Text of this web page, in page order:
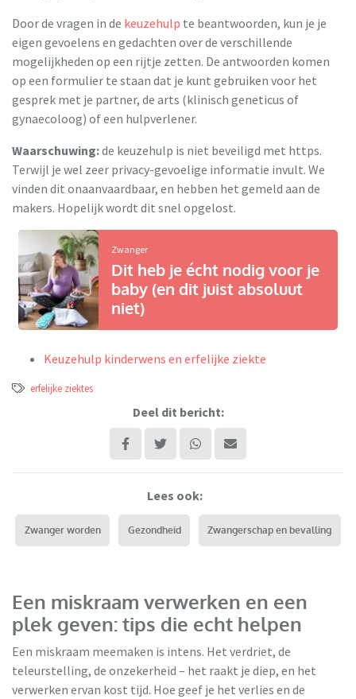
Door de vragen in de keuzehulp te beantwoorden, kun je je
eigen gevoelens en gedachten over de verschillende
mogelijkheden op een rijtje zetten. De antwoorden komen
op een formulier te staan dat je kunt gebruiken voor het
gesprek met je partner, de arts (klinisch geneticus of
gynaecoloog) of een hulpverlener.
Waarschuwing:de keuzehulp is niet beveiligd met https.
Terwijl je wel zeer privacy-gevoelige informatie invult. We
vinden dit onaanvaardbaar, en hebben het gemeld aan de
makers. Hopelijk wordt dit snel opgelost.
Zwanger
Dit heb je écht nodig voor je
baby (en dit juist absoluut
niet)
Keuzehulp kinderwens en erfelijke ziekte
erfelijke ziektes
Deel dit bericht:
Lees ook:
Zwanger worden Gezondheid Zwangerschap en bevalling
Een miskraam verwerken en een
plek geven: tips die echt helpen
Een miskraam meemaken is intens. Het verdriet, de
teleurstelling, de onzekerheid – het raakt je diep, en het
verwerken ervan kost tijd. Hoe geef je het verlies en de